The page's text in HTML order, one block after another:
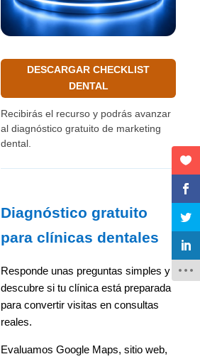
DESCARGAR CHECKLIST
DENTAL
Recibirás el recurso y podrás avanzar
al diagnóstico gratuito de marketing
dental.
Diagnóstico gratuito
para clínicas dentales
Responde unas preguntas simples y
descubre si tu clínica está preparada
para convertir visitas en consultas
reales.
Evaluamos Google Maps, sitio web,